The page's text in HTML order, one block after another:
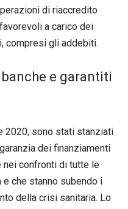
di riaccredito
a carico dei
compresi gli addebiti.
e garantiti
2020, sono stati stanziati
dei finanziamenti
nei confronti di tutte le
che stanno subendo i
della crisi sanitaria. Lo